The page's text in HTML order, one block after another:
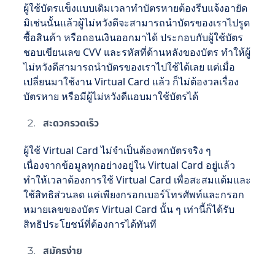
ผู้ใช้บัตรแข็งแบบเดิมเวลาทำบัตรหายต้องรีบแจ้งอายัด
มิเช่นนั้นแล้วผู้ไม่หวังดีจะสามารถนำบัตรของเราไปรูด
ซื้อสินค้า หรือถอนเงินออกมาได้ ประกอบกับผู้ใช้บัตร
ชอบเขียนเลข CVV และรหัสที่ด้านหลังของบัตร ทำให้ผู้
ไม่หวังดีสามารถนำบัตรของเราไปใช้ได้เลย แต่เมื่อ
เปลี่ยนมาใช้งาน Virtual Card แล้ว ก็ไม่ต้องวลเรื่อง
บัตรหาย หรือมีผู้ไม่หวังดีแอบมาใช้บัตรได้
สะดวกรวดเร็ว
ผู้ใช้ Virtual Card ไม่จำเป็นต้องพกบัตรจริง ๆ
เนื่องจากข้อมูลทุกอย่างอยู่ใน Virtual Card อยู่แล้ว
ทำให้เวลาต้องการใช้ Virtual Card เพื่อสะสมแต้มและ
ใช้สิทธิส่วนลด แค่เพียงกรอกเบอร์โทรศัพท์และกรอก
หมายเลขของบัตร Virtual Card นั้น ๆ เท่านี้ก็ได้รับ
สิทธิประโยชน์ที่ต้องการได้ทันที
สมัครง่าย